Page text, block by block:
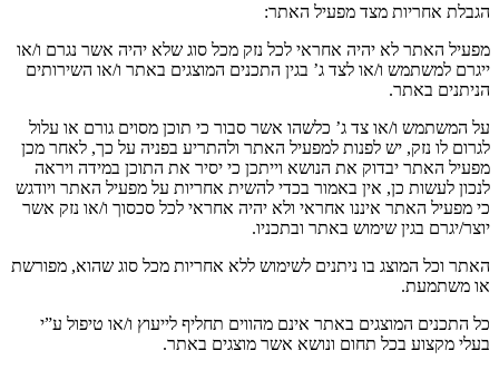
הגבלת אחריות מצד מפעיל האתר:
מפעיל האתר לא יהיה אחראי לכל נזק מכל סוג שלא יהיה אשר נגרם ו/או
ייגרם למשתמש ו/או לצד ג’ בגין התכנים המוצגים באתר ו/או השירותים
הניתנים באתר.
על המשתמש ו/או צד ג’ כלשהו אשר סבור כי תוכן מסוים גורם או עלול
לגרום לו נזק, יש לפנות למפעיל האתר ולהתריע בפניה על כך, לאחר מכן
מפעיל האתר יבדוק את הנושא וייתכן כי יסיר את התוכן במידה ויראה
לנכון לעשות כן, אין באמור בכדי להשית אחריות על מפעיל האתר ויודגש
כי מפעיל האתר איננו אחראי ולא יהיה אחראי לכל סכסוך ו/או נזק אשר
יוצר/יגרם בגין שימוש באתר ובתכניו.
האתר וכל המוצג בו ניתנים לשימוש ללא אחריות מכל סוג שהוא, מפורשת
או משתמעת.
כל התכנים המוצגים באתר אינם מהווים תחליף לייעוץ ו/או טיפול ע”י
בעלי מקצוע בכל תחום ונושא אשר מוצגים באתר.